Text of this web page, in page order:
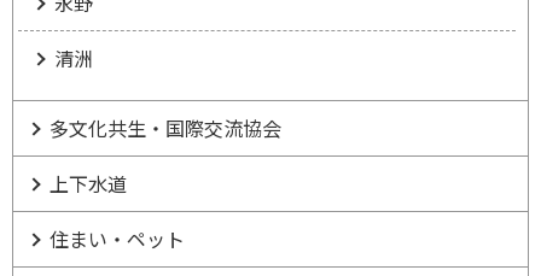
清洲
多文化共生・国際交流協会
上下水道
住まい・ペット